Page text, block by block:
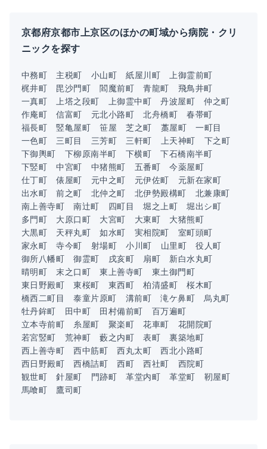
京都府京都市上京区のほかの町域から病院・クリ
ニックを探す
中務町 主税町 小山町 紙屋川町
上御霊前町
梶井町
毘沙門町 閻魔前町 青龍町
飛鳥井町
一真町
上塔之段町 上御霊中町 丹波屋町
仲之町
作庵町
信富町 元北小路町 北舟橋町
春帯町
福長町
竪亀屋町 笹屋 芝之町 藁屋町
一町目
一色町
三町目 三芳町 三軒町 上天神町
下之町
下御輿町
下柳原南半町 下横町
下石橋南半町
下竪町
中宮町 中猪熊町 五番町
今薬屋町
仕丁町
俵屋町 元中之町 元伊佐町
元新在家町
出水町
前之町 北仲之町 北伊勢殿構町
北兼康町
南上善寺町
南辻町 四町目 堀之上町
堀出シ町
多門町
大原口町 大宮町 大東町
大猪熊町
大黒町
天秤丸町 如水町 実相院町
室町頭町
家永町
寺今町 射場町 小川町 山里町
役人町
御所八幡町
御霊町 戌亥町 扇町
新白水丸町
晴明町
末之口町 東上善寺町
東土御門町
東日野殿町
東桜町 東西町 柏清盛町
桜木町
橋西二町目
泰童片原町 溝前町 滝ケ鼻町
烏丸町
牡丹鉾町
田中町 田村備前町
百万遍町
立本寺前町
糸屋町 聚楽町 花車町
花開院町
若宮竪町
荒神町 藪之内町 表町
裏築地町
西上善寺町
西中筋町 西丸太町
西北小路町
西日野殿町
西橋詰町 西町 西社町
西院町
観世町
針屋町 門跡町 革堂内町 革堂町
靭屋町
馬喰町
鷹司町